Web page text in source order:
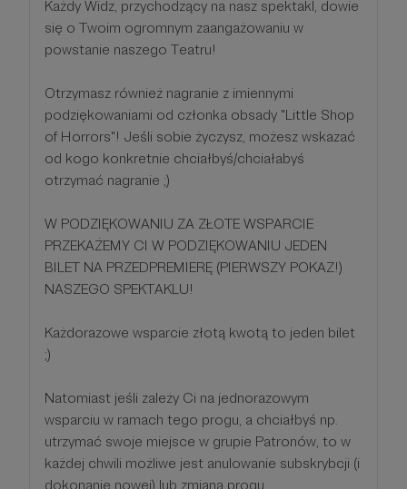
Każdy Widz, przychodzący na nasz spektakl, dowie
się o Twoim ogromnym zaangażowaniu w
powstanie naszego Teatru!
Otrzymasz również nagranie z imiennymi
podziękowaniami od członka obsady "Little Shop
of Horrors"! Jeśli sobie życzysz, możesz wskazać
od kogo konkretnie chciałbyś/chciałabyś
otrzymać nagranie ;)
W PODZIĘKOWANIU ZA ZŁOTE WSPARCIE
PRZEKAŻEMY CI W PODZIĘKOWANIU JEDEN
BILET NA PRZEDPREMIERĘ (PIERWSZY POKAZ!)
NASZEGO SPEKTAKLU!
Każdorazowe wsparcie złotą kwotą to jeden bilet
;)
Natomiast jeśli zależy Ci na jednorazowym
wsparciu w ramach tego progu, a chciałbyś np.
utrzymać swoje miejsce w grupie Patronów, to w
każdej chwili możliwe jest anulowanie subskrybcji (i
dokonanie nowej) lub zmiana progu